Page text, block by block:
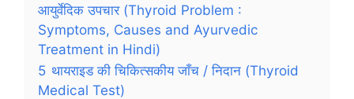
आयुर्वेदिक उपचार (Thyroid Problem :
Symptoms, Causes and Ayurvedic
Treatment in Hindi)
5 थायराइड की चिकित्सकीय जाँच / निदान (Thyroid
Medical Test)